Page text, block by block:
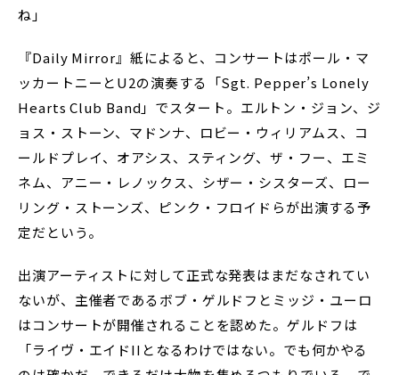
ね」
『Daily Mirror』紙によると、コンサートはポール・マ
ッカートニーとU2の演奏する「Sgt. Pepper’s Lonely
Hearts Club Band」でスタート。エルトン・ジョン、ジ
ョス・ストーン、マドンナ、ロビー・ウィリアムス、コ
ールドプレイ、オアシス、スティング、ザ・フー、エミ
ネム、アニー・レノックス、シザー・シスターズ、ロー
リング・ストーンズ、ピンク・フロイドらが出演する予
定だという。
出演アーティストに対して正式な発表はまだなされてい
ないが、主催者であるボブ・ゲルドフとミッジ・ユーロ
はコンサートが開催されることを認めた。ゲルドフは
「ライヴ・エイドIIとなるわけではない。でも何かやる